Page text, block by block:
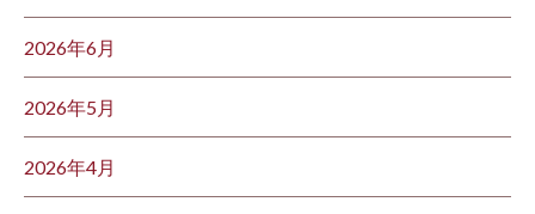
2026年6月
2026年5月
2026年4月